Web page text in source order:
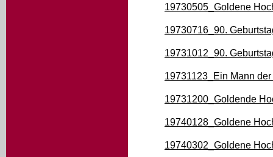
19730505_Goldene
19730716_90.
19731012_90.
19731123_Ein Mann
19731200_Goldende
19740128_Goldene
19740302_Goldene